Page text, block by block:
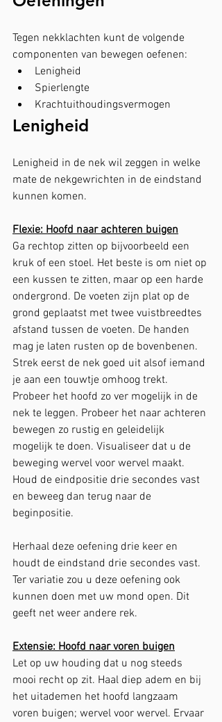
Tegen nekklachten kunt de volgende
componenten van bewegen oefenen:
Lenigheid
Spierlengte
Krachtuithoudingsvermogen
Lenigheid
Lenigheid in de nek wil zeggen in welke
mate de nekgewrichten in de eindstand
kunnen komen.
Flexie: Hoofd naar achteren buigen
Ga rechtop zitten op bijvoorbeeld een
kruk of een stoel. Het beste is om niet op
een kussen te zitten, maar op een harde
ondergrond. De voeten zijn plat op de
grond geplaatst met twee vuistbreedtes
afstand tussen de voeten. De handen
mag je laten rusten op de bovenbenen.
Strek eerst de nek goed uit alsof iemand
je aan een touwtje omhoog trekt.
Probeer het hoofd zo ver mogelijk in de
nek te leggen. Probeer het naar achteren
bewegen zo rustig en geleidelijk
mogelijk te doen. Visualiseer dat u de
beweging wervel voor wervel maakt.
Houd de eindpositie drie secondes vast
en beweeg dan terug naar de
beginpositie.
Herhaal deze oefening drie keer en
houdt de eindstand drie secondes vast.
Ter variatie zou u deze oefening ook
kunnen doen met uw mond open. Dit
geeft net weer andere rek.
Extensie: Hoofd naar voren buigen
Let op uw houding dat u nog steeds
mooi recht op zit. Haal diep adem en bij
het uitademen het hoofd langzaam
voren buigen; wervel voor wervel. Ervaar